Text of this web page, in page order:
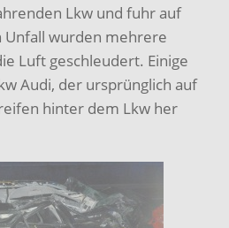
Lkw und fuhr auf
Unfall wurden mehrere
Luft geschleudert. Einige
Audi, der ursprünglich auf
hinter dem Lkw her